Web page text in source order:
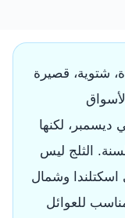
شتوية، قصيرة
ديسمبر، لكنها
الثلج ليس
اسكتلندا وشمال
للعوائل